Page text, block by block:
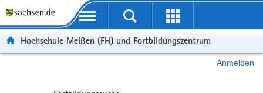
Portalübergreifende Navigation
Hochschule Meißen (FH) und Fortbildungszentrum
Anmelden